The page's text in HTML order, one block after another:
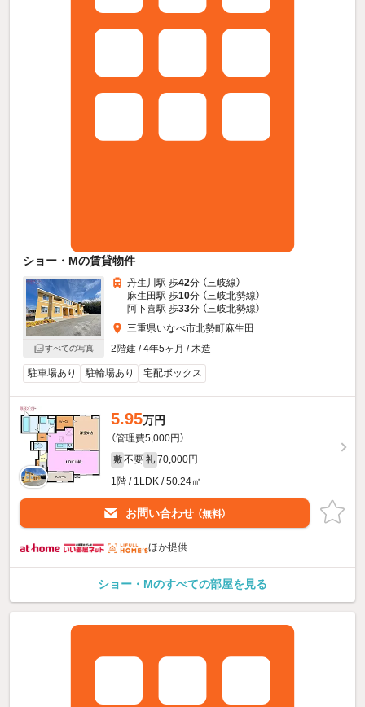
ショー・Mの賃貸物件
すべての写真
丹生川駅 歩42分 （三岐線）
麻生田駅 歩10分 （三岐北勢線）
阿下喜駅 歩33分 （三岐北勢線）
三重県いなべ市北勢町麻生田
2階建 / 4年5ヶ月 / 木造
駐車場あり 駐輪場あり 宅配ボックス
5.95万円
（管理費5,000円）
敷 不要 礼 70,000円
1階 / 1LDK / 50.24㎡
お問い合わせ （無料）
ほか提供
ショー・Mのすべての部屋を見る